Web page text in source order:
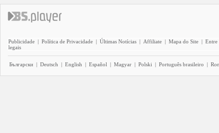
Publicidade | Política de Privacidade | Últimas Notícias | Affiliate | Mapa do Site | Entre
legais
Български | Deutsch | English | Español | Magyar | Polski | Português brasileiro |